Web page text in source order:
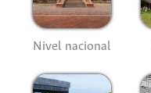
Nivel nacional